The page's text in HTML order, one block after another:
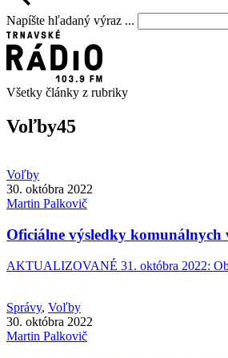
Napíšte hľadaný výraz ...
Všetky články z rubriky
Voľby45
Voľby
30. októbra 2022
Martin Palkovič
Oficiálne výsledky komunálnych
AKTUALIZOVANÉ 31. októbra 2022:
Správy, Voľby
30. októbra 2022
Martin Palkovič